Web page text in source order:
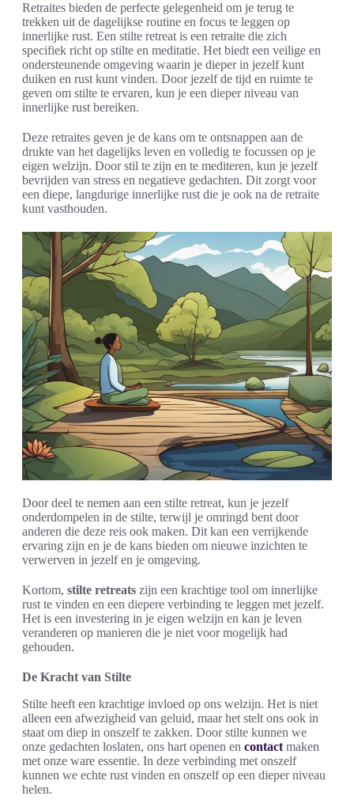
Retraites bieden de perfecte gelegenheid om je terug te
trekken uit de dagelijkse routine en focus te leggen op
innerlijke rust. Een stilte retreat is een retraite die zich
specifiek richt op stilte en meditatie. Het biedt een veilige en
ondersteunende omgeving waarin je dieper in jezelf kunt
duiken en rust kunt vinden. Door jezelf de tijd en ruimte te
geven om stilte te ervaren, kun je een dieper niveau van
innerlijke rust bereiken.
Deze retraites geven je de kans om te ontsnappen aan de
drukte van het dagelijks leven en volledig te focussen op je
eigen welzijn. Door stil te zijn en te mediteren, kun je jezelf
bevrijden van stress en negatieve gedachten. Dit zorgt voor
een diepe, langdurige innerlijke rust die je ook na de retraite
kunt vasthouden.
Door deel te nemen aan een stilte retreat, kun je jezelf
onderdompelen in de stilte, terwijl je omringd bent door
anderen die deze reis ook maken. Dit kan een verrijkende
ervaring zijn en je de kans bieden om nieuwe inzichten te
verwerven in jezelf en je omgeving.
Kortom, stilte retreats zijn een krachtige tool om innerlijke
rust te vinden en een diepere verbinding te leggen met jezelf.
Het is een investering in je eigen welzijn en kan je leven
veranderen op manieren die je niet voor mogelijk had
gehouden.
De Kracht van Stilte
Stilte heeft een krachtige invloed op ons welzijn. Het is niet
alleen een afwezigheid van geluid, maar het stelt ons ook in
staat om diep in onszelf te zakken. Door stilte kunnen we
onze gedachten loslaten, ons hart openen en contact maken
met onze ware essentie. In deze verbinding met onszelf
kunnen we echte rust vinden en onszelf op een dieper niveau
helen.